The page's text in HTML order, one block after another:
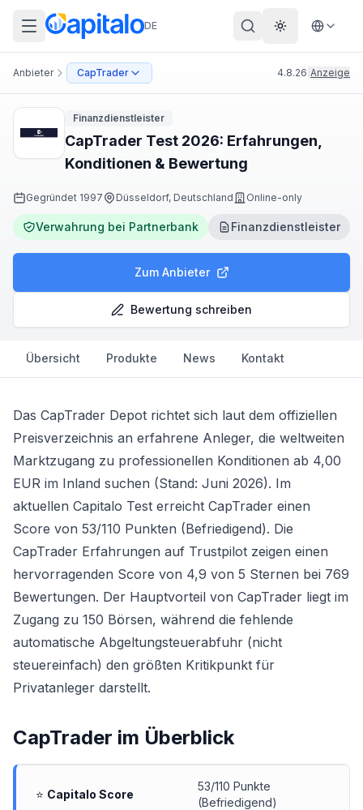
DE Theme
Anbieter CapTrader 4.8.26 Anzeige
Finanzdienstleister
CapTrader Test 2026: Erfahrungen,
Konditionen & Bewertung
Gegründet 1997 Düsseldorf, Deutschland Online-only
Verwahrung bei Partnerbank Finanzdienstleister
Zum Anbieter
Bewertung schreiben
Übersicht Produkte News Kontakt
Das CapTrader Depot richtet sich laut dem offiziellen
Preisverzeichnis an erfahrene Anleger, die weltweiten
Marktzugang zu professionellen Konditionen ab 4,00
EUR im Inland suchen (Stand: Juni 2026). Im
aktuellen Capitalo Test erreicht CapTrader einen
Score von 53/110 Punkten (Befriedigend). Die
CapTrader Erfahrungen auf Trustpilot zeigen einen
hervorragenden Score von 4,9 von 5 Sternen bei 769
Bewertungen. Der Hauptvorteil von CapTrader liegt im
Zugang zu 150 Börsen, während die fehlende
automatische Abgeltungsteuerabfuhr (nicht
steuereinfach) den größten Kritikpunkt für
Privatanleger darstellt.
CapTrader im Überblick
⭐ Capitalo Score
53/110 Punkte
(Befriedigend)